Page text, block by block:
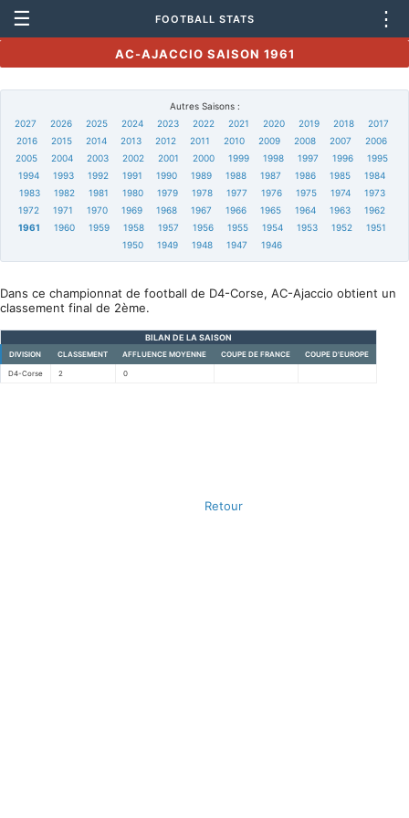
☰ FOOTBALL STATS ⋮
AC-AJACCIO SAISON 1961
Autres Saisons :
2027
2026 2025 2024 2023 2022 2021 2020 2019 2018
2017
2016
2015 2014 2013 2012 2011 2010 2009 2008 2007
2006
2005
2004 2003 2002 2001 2000 1999 1998 1997 1996
1995
1994
1993 1992 1991 1990 1989 1988 1987 1986 1985
1984
1983
1982 1981 1980 1979 1978 1977 1976 1975 1974
1973
1972
1971 1970 1969 1968 1967 1966 1965 1964 1963
1962
1961
1960 1959 1958 1957 1956 1955 1954 1953 1952
1951
1950
1949 1948 1947 1946
Dans ce championnat de football de D4-Corse, AC-Ajaccio obtient un
classement final de 2ème.
BILAN DE LA SAISON
DIVISION CLASSEMENT AFFLUENCE MOYENNE COUPE DE FRANCE COUPE D'EUROPE
D4-Corse 2 0
Retour